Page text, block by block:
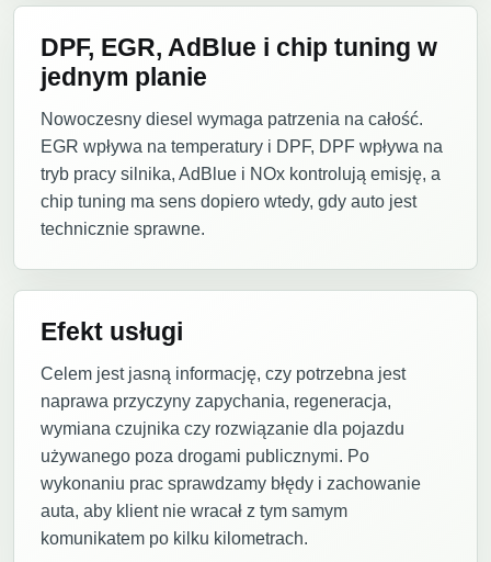
DPF, EGR, AdBlue i chip tuning w
jednym planie
Nowoczesny diesel wymaga patrzenia na całość.
EGR wpływa na temperatury i DPF, DPF wpływa na
tryb pracy silnika, AdBlue i NOx kontrolują emisję, a
chip tuning ma sens dopiero wtedy, gdy auto jest
technicznie sprawne.
Efekt usługi
Celem jest jasną informację, czy potrzebna jest
naprawa przyczyny zapychania, regeneracja,
wymiana czujnika czy rozwiązanie dla pojazdu
używanego poza drogami publicznymi. Po
wykonaniu prac sprawdzamy błędy i zachowanie
auta, aby klient nie wracał z tym samym
komunikatem po kilku kilometrach.